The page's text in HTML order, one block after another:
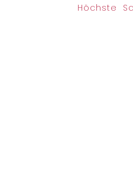
Höchste